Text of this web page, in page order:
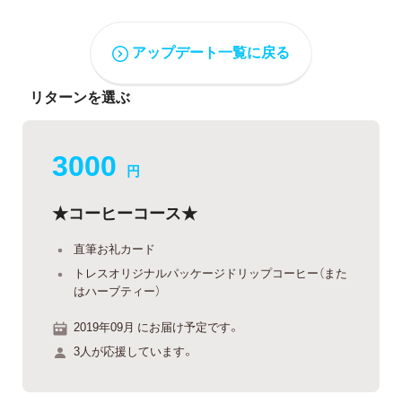
アップデート一覧に戻る
リターンを選ぶ
3000 円
★コーヒーコース★
直筆お礼カード
トレスオリジナルパッケージドリップコーヒー（また
はハーブティー）
2019年09月 にお届け予定です。
3人が応援しています。